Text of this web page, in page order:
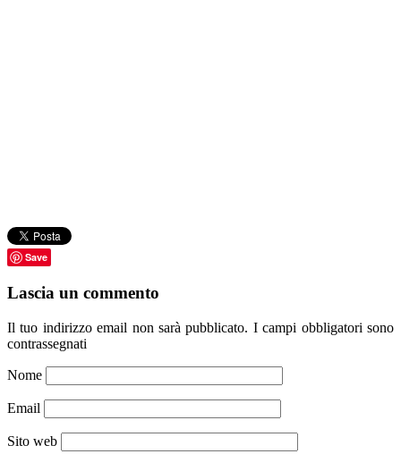
Save
Lascia un commento
Il tuo indirizzo email non sarà pubblicato. I campi obbligatori sono
contrassegnati
Nome
Email
Sito web